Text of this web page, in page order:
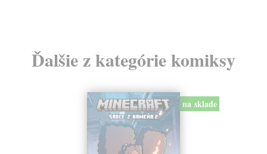
Ďalšie z kategórie komiksy
na sklade